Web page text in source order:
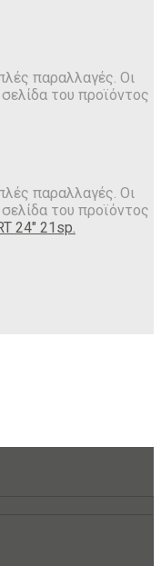
παραλλαγές. Οι
του προϊόντος
παραλλαγές. Οι
του προϊόντος